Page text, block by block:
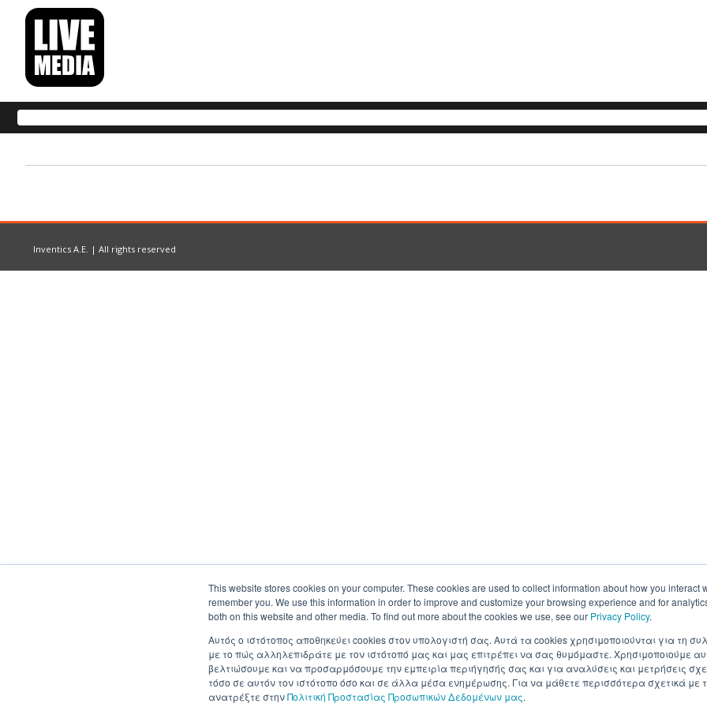
This website stores cookies on your computer. These cookies are used to collect information about how you interact
remember you. We use this information in order to improve and customize your browsing experience and for
both on this website and other media. To find out more about the cookies we use, see our Privacy Policy.
Αυτός ο ιστότοπος αποθηκεύει cookies στον υπολογιστή σας. Αυτά τα cookies χρησιμοποιούνται για τη
με το πώς αλληλεπιδράτε με τον ιστότοπό μας και μας επιτρέπει να σας θυμόμαστε. Χρησιμοποιούμε
βελτιώσουμε και να προσαρμόσουμε την εμπειρία περιήγησής σας και για αναλύσεις και μετρήσεις
τόσο σε αυτόν τον ιστότοπο όσο και σε άλλα μέσα ενημέρωσης. Για να μάθετε περισσότερα σχετικά με
ανατρέξτε στηνΠολιτική Προστασίας Προσωπικών Δεδομένων μας.
Inventics A.E. | All rights reserved